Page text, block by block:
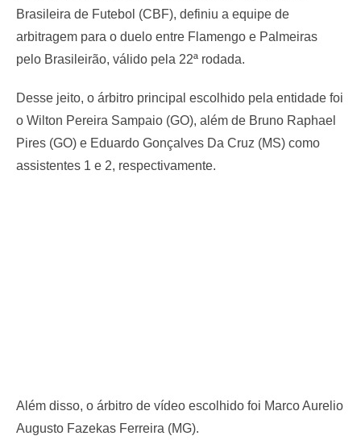
Brasileira de Futebol (CBF), definiu a equipe de
arbitragem para o duelo entre Flamengo e Palmeiras
pelo Brasileirão, válido pela 22ª rodada.
Desse jeito, o árbitro principal escolhido pela entidade foi
o Wilton Pereira Sampaio (GO), além de Bruno Raphael
Pires (GO) e Eduardo Gonçalves Da Cruz (MS) como
assistentes 1 e 2, respectivamente.
Além disso, o árbitro de vídeo escolhido foi Marco Aurelio
Augusto Fazekas Ferreira (MG).